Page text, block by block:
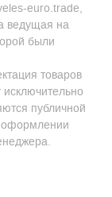
euro.trade,
ведущая на
были
товаров
исключительно
публичной
оформлении